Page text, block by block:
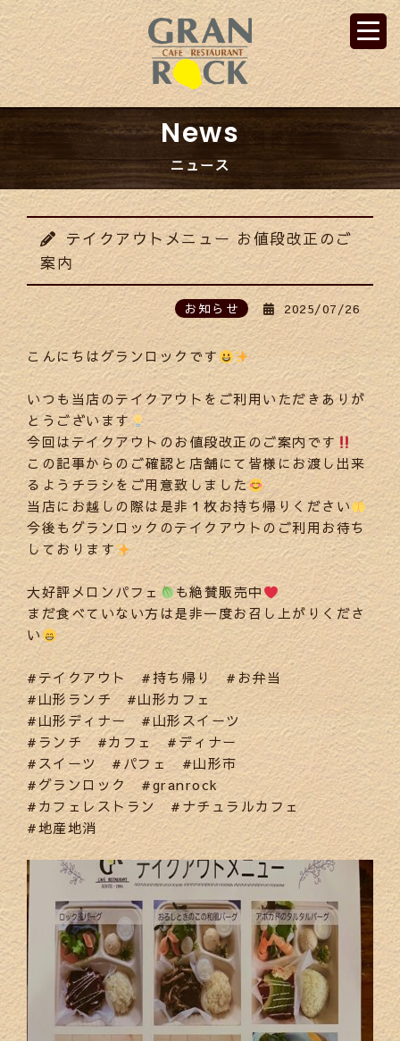
News
ニュース
テイクアウトメニュー お値段改正のご
案内
お知らせ 2025/07/26
こんにちはグランロックです
いつも当店のテイクアウトをご利用いただきありが
とうございます
今回はテイクアウトのお値段改正のご案内です
この記事からのご確認と店舗にて皆様にお渡し出来
るようチラシをご用意致しました
当店にお越しの際は是非１枚お持ち帰りください
今後もグランロックのテイクアウトのご利用お待ち
しております
大好評メロンパフェ
も絶賛販売中
まだ食べていない方は是非一度お召し上がりくださ
い
#テイクアウト #持ち帰り #お弁当
#山形ランチ #山形カフェ
#山形ディナー #山形スイーツ
#ランチ #カフェ #ディナー
#スイーツ #パフェ #山形市
#グランロック #granrock
#カフェレストラン #ナチュラルカフェ
#地産地消